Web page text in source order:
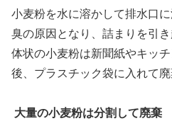
小麦粉を水に溶かして排水口
臭の原因となり、詰まりを引
体状の小麦粉は新聞紙やキッ
後、プラスチック袋に入れて廃
大量の小麦粉は分割して廃棄